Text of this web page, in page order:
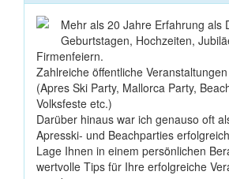
Mehr als 20 Jahre Erfahrung als
Geburtstagen, Hochzeiten,
Firmenfeiern.
Zahlreiche öffentliche
(Apres Ski Party, Mallorca Party,
Volksfeste etc.)
Darüber hinaus war ich genauso oft
Apresski- und Beachparties
Lage Ihnen in einem persönlichen
wertvolle Tips für Ihre erfolgreiche